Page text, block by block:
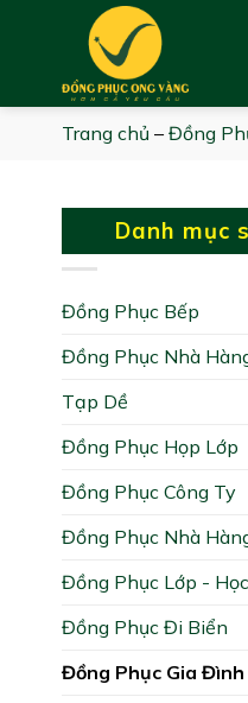
Trang chủ – Đồng
Danh mục
Đồng Phục Bếp
Đồng Phục Nhà
Tạp Dề
Đồng Phục Họp Lớp
Đồng Phục Công Ty
Đồng Phục Nhà
Đồng Phục Lớp -
Đồng Phục Đi Biển
Đồng Phục Gia